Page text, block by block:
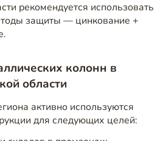
рекомендуется использовать
защиты — цинкование +
колонн в
области
активно используются
для следующих целей: